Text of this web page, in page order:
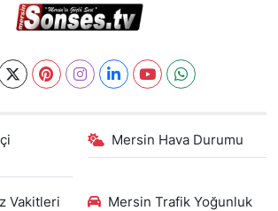
Mersin Hava Durumu
Vakitleri
Mersin Trafik Yoğunluk